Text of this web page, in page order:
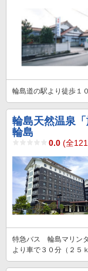
輪島道の駅より徒歩１
輪島天然温泉
輪島
0.0 (全
特急バス 輪島マリン
より車で３０分（２５ｋ